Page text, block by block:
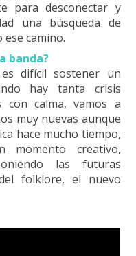
para desconectar y
una búsqueda de
camino.
banda?
difícil sostener un
hay tanta crisis
con calma, vamos a
muy nuevas aunque
hace mucho tiempo,
creativo,
las futuras
folklore, el nuevo